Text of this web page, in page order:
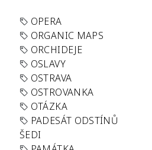
OPERA
ORGANIC MAPS
ORCHIDEJE
OSLAVY
OSTRAVA
OSTROVANKA
OTÁZKA
PADESÁT ODSTÍNŮ
ŠEDI